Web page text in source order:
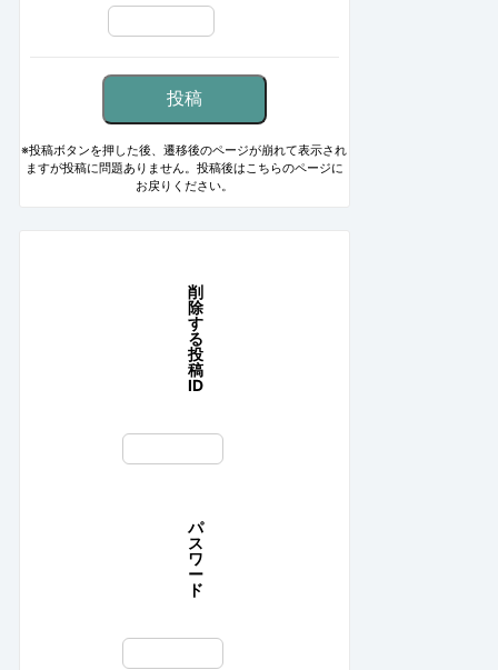
※投稿ボタンを押した後、遷移後のページが崩れて表示され
ますが投稿に問題ありません。投稿後はこちらのページに
お戻りください。
削
除
す
る
投
稿
ID
パ
ス
ワ
ー
ド